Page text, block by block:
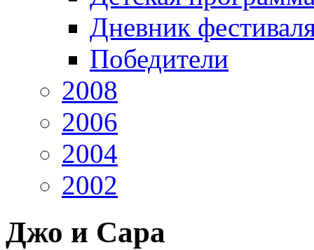
Дневник
Победители
2008
2006
2004
2002
Джо и Сара